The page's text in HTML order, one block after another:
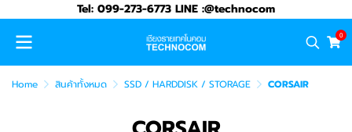
Tel: 099-273-6773 LINE :@technocom
0
Home สินค้าทั้งหมด SSD / HARDDISK / STORAGE CORSAIR